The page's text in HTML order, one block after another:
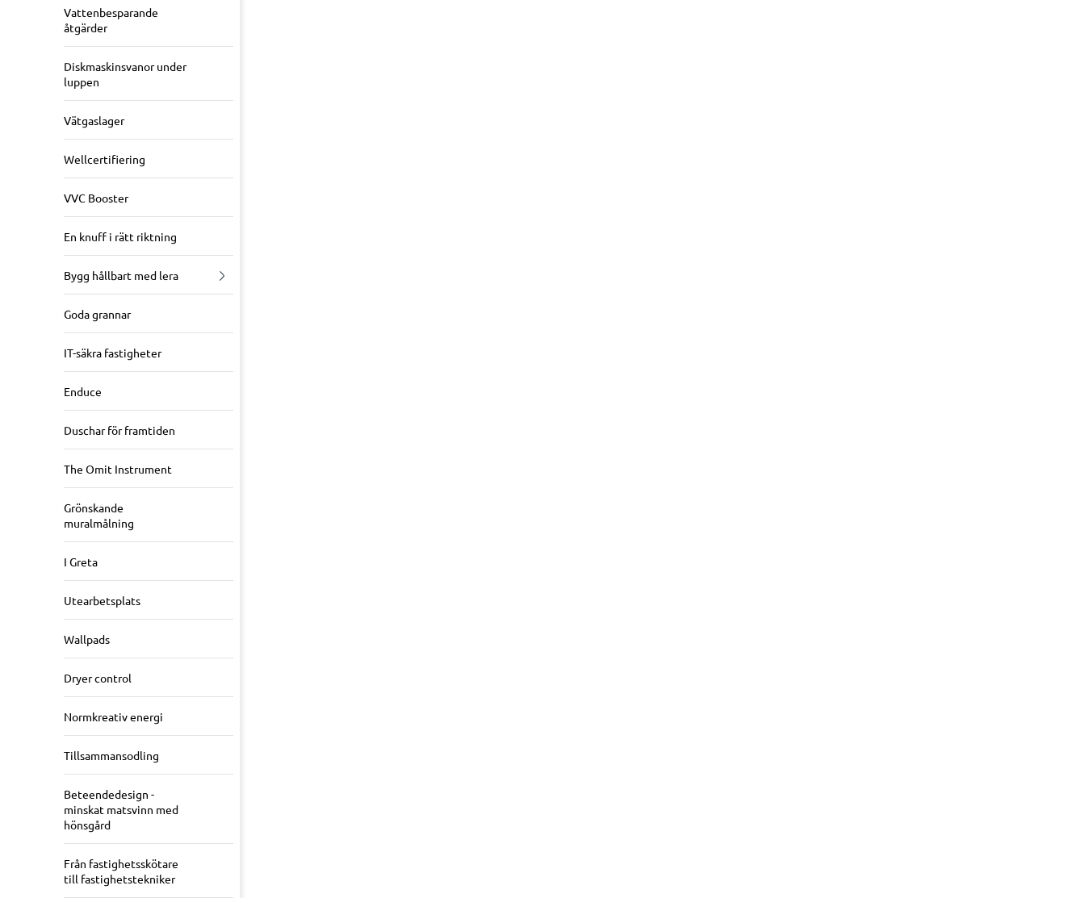
Vattenbesparande
åtgärder
Diskmaskinsvanor under
luppen
Vätgaslager
Wellcertifiering
VVC Booster
En knuff i rätt riktning
Bygg hållbart med lera
Goda grannar
IT-säkra fastigheter
Enduce
Duschar för framtiden
The Omit Instrument
Grönskande
muralmålning
I Greta
Utearbetsplats
Wallpads
Dryer control
Normkreativ energi
Tillsammansodling
Beteendedesign -
minskat matsvinn med
hönsgård
Från fastighetsskötare
till fastighetstekniker